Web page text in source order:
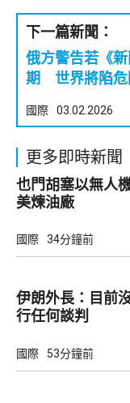
下一篇新聞：
俄方警告若《
期 世界將陷危
國際 03.02.2026
更多即時新聞
也門胡塞以無人
美煉油廠
國際 34分鐘前
伊朗外長：目前
行任何談判
國際 53分鐘前